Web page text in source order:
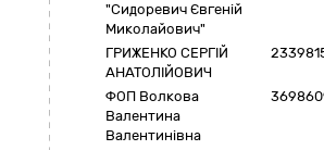
"Сидоревич Євгеній
Миколайович"
ГРИЖЕНКО СЕРГІЙ
АНАТОЛІЙОВИЧ
ФОП Волкова
Валентина
Валентинівна